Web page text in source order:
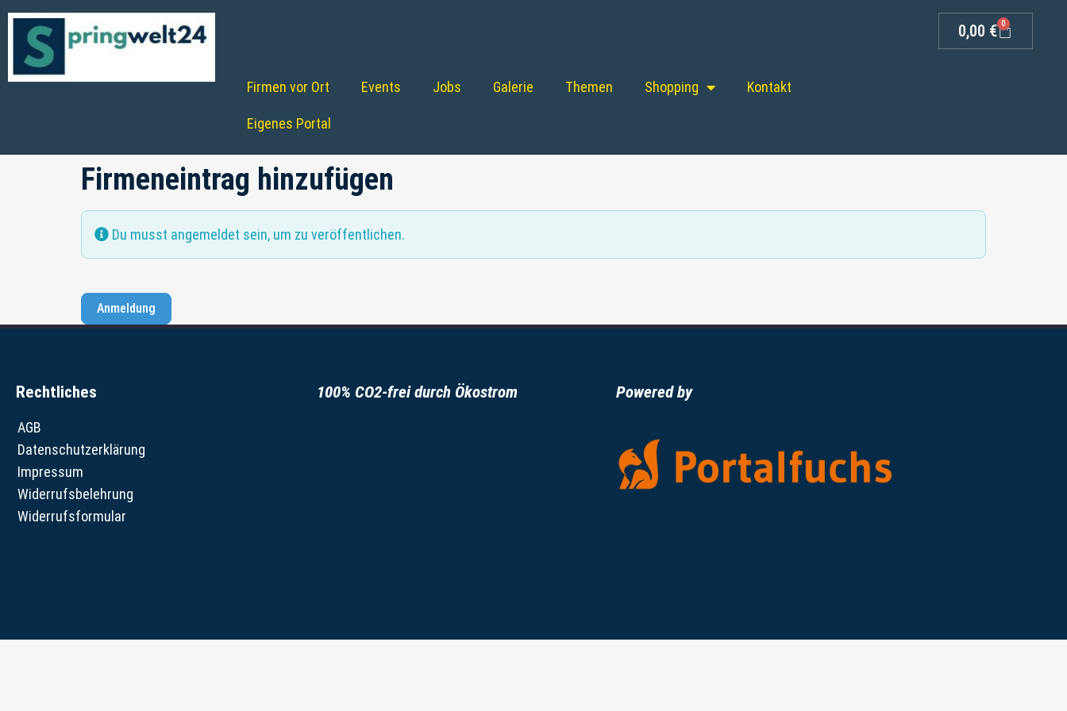
Firmen vor Ort Events Jobs Galerie Themen Shopping Kontakt
Eigenes Portal
0,00 € 0
Firmeneintrag hinzufügen
Du musst angemeldet sein, um zu veröffentlichen.
Anmeldung
Rechtliches
AGB
Datenschutzerklärung
Impressum
Widerrufsbelehrung
Widerrufsformular
100% CO2-frei durch Ökostrom Powered by